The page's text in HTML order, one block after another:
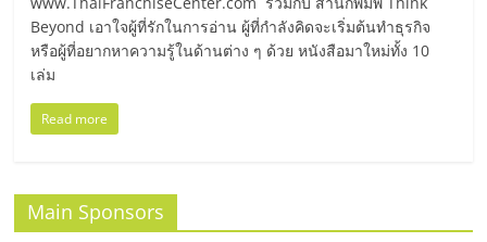
แฟ
รน
ไชส์
แฟ
Beyond เอาใจผู้ที่รักในการอ่าน ผู้ที่กำลังคิดจะเริ่มต้นทำธุรกิจ
หรือผู้ที่อยากหาความรู้ในด้านต่าง ๆ ด้วย หนังสือมาใหม่ทั้ง 10
เล่ม
Read more
Main Sponsors